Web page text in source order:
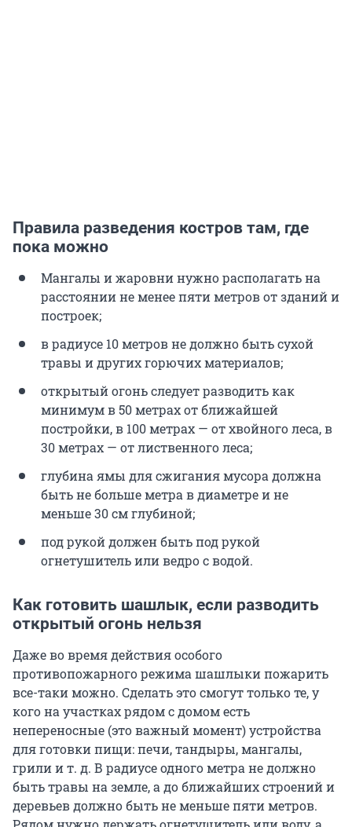
Правила разведения костров там, где
пока можно
Мангалы и жаровни нужно располагать на
расстоянии не менее пяти метров от зданий и
построек;
в радиусе 10 метров не должно быть сухой
травы и других горючих материалов;
открытый огонь следует разводить как
минимум в 50 метрах от ближайшей
постройки, в 100 метрах — от хвойного леса, в
30 метрах — от лиственного леса;
глубина ямы для сжигания мусора должна
быть не больше метра в диаметре и не
меньше 30 см глубиной;
под рукой должен быть под рукой
огнетушитель или ведро с водой.
Как готовить шашлык, если разводить
открытый огонь нельзя
Даже во время действия особого
противопожарного режима шашлыки пожарить
все-таки можно. Сделать это смогут только те, у
кого на участках рядом с домом есть
непереносные (это важный момент) устройства
для готовки пищи: печи, тандыры, мангалы,
грили и т. д. В радиусе одного метра не должно
быть травы на земле, а до ближайших строений и
деревьев должно быть не меньше пяти метров.